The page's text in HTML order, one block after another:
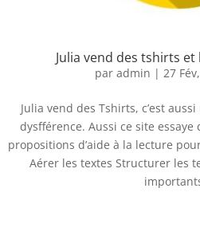
Julia vend des tshirts
par admin | 27
Julia vend des Tshirts, c’est
dysfférence. Aussi ce site
propositions d’aide à la lecture
Aérer les textes Structurer les